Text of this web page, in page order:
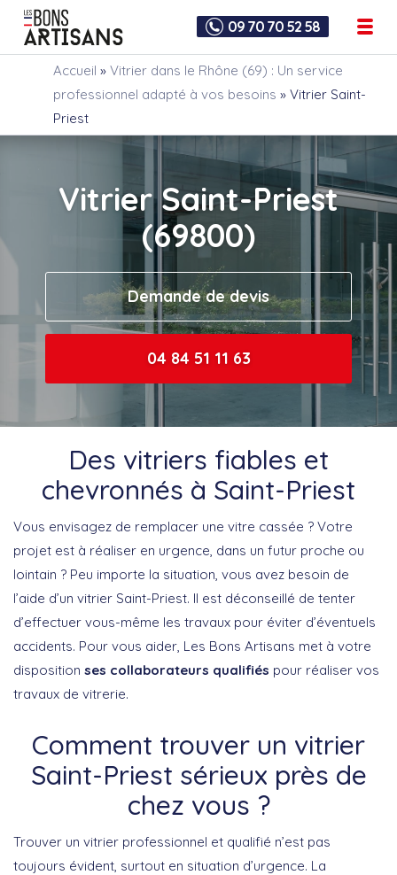
09 70 70 52 58
Accueil » Vitrier dans le Rhône (69) : Un service
professionnel adapté à vos besoins » Vitrier Saint-
Priest
Vitrier Saint-Priest
(69800)
Demande de devis
04 84 51 11 63
Des vitriers fiables et
chevronnés à Saint-Priest
Vous envisagez de remplacer une vitre cassée ? Votre
projet est à réaliser en urgence, dans un futur proche ou
lointain ? Peu importe la situation, vous avez besoin de
l’aide d’un vitrier Saint-Priest. Il est déconseillé de tenter
d’effectuer vous-même les travaux pour éviter d’éventuels
accidents. Pour vous aider, Les Bons Artisans met à votre
disposition ses collaborateurs qualifiés pour réaliser vos
travaux de vitrerie.
Comment trouver un vitrier
Saint-Priest sérieux près de
chez vous ?
Trouver un vitrier professionnel et qualifié n’est pas
toujours évident, surtout en situation d’urgence. La